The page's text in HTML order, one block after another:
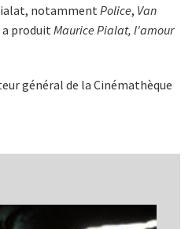
notammentPolice, Van
a produitMaurice Pialat, l'amour
général de la Cinémathèque